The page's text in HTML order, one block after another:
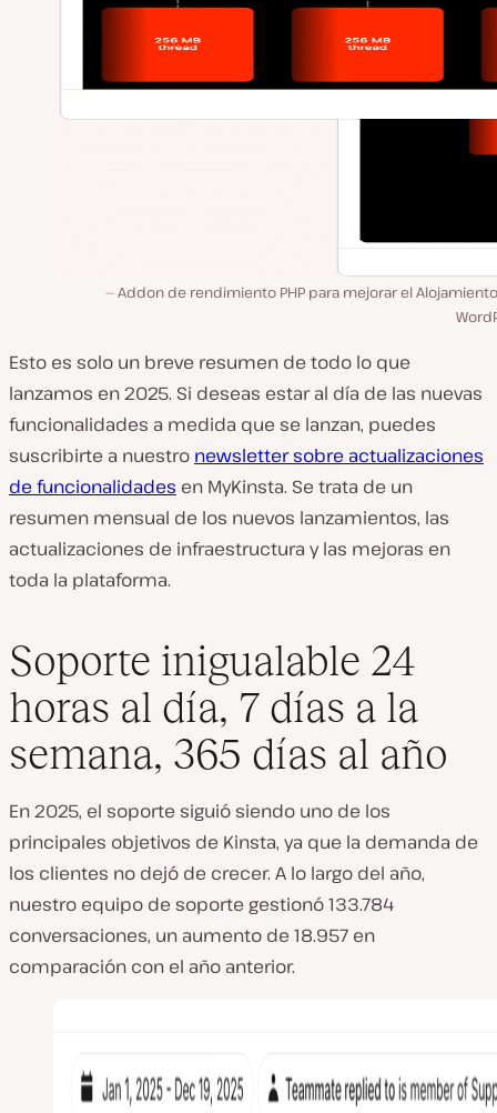
Addon de rendimiento PHP para mejorar el
Esto es solo un breve resumen de todo lo que
lanzamos en 2025. Si deseas estar al día de las nuevas
funcionalidades a medida que se lanzan, puedes
suscribirte a nuestro newsletter sobre actualizaciones
de funcionalidades en MyKinsta. Se trata de un
resumen mensual de los nuevos lanzamientos, las
actualizaciones de infraestructura y las mejoras en
toda la plataforma.
Soporte inigualable 24
horas al día, 7 días a la
semana, 365 días al año
En 2025, el soporte siguió siendo uno de los
principales objetivos de Kinsta, ya que la demanda de
los clientes no dejó de crecer. A lo largo del año,
nuestro equipo de soporte gestionó 133.784
conversaciones, un aumento de 18.957 en
comparación con el año anterior.